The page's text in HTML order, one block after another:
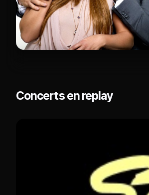
Concerts en replay